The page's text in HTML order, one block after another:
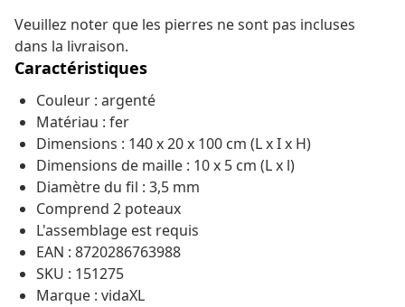
Veuillez noter que les pierres ne sont pas incluses
dans la livraison.
Caractéristiques
Couleur : argenté
Matériau : fer
Dimensions : 140 x 20 x 100 cm (L x I x H)
Dimensions de maille : 10 x 5 cm (L x l)
Diamètre du fil : 3,5 mm
Comprend 2 poteaux
L'assemblage est requis
EAN : 8720286763988
SKU : 151275
Marque : vidaXL